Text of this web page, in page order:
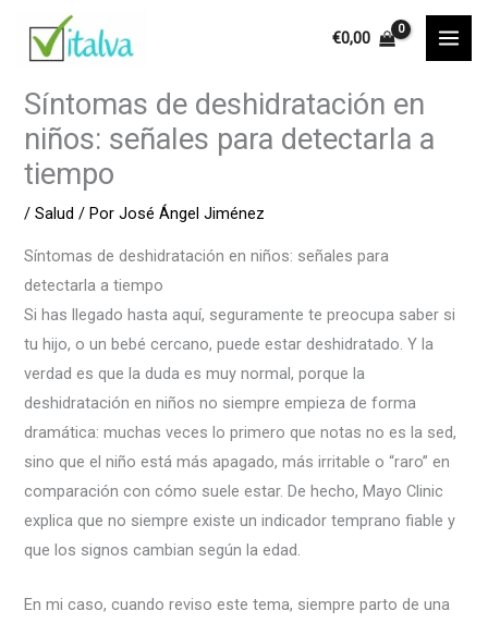
€0,00
Síntomas de deshidratación en
niños: señales para detectarla a
tiempo
/Salud / PorJosé Ángel Jiménez
Síntomas de deshidratación en niños: señales para
detectarla a tiempo
Si has llegado hasta aquí, seguramente te preocupa saber si
tu hijo, o un bebé cercano, puede estar deshidratado. Y la
verdad es que la duda es muy normal, porque la
deshidratación en niños no siempre empieza de forma
dramática: muchas veces lo primero que notas no es la sed,
sino que el niño está más apagado, más irritable o “raro” en
comparación con cómo suele estar. De hecho, Mayo Clinic
explica que no siempre existe un indicador temprano fiable y
que los signos cambian según la edad.
En mi caso, cuando reviso este tema, siempre parto de una